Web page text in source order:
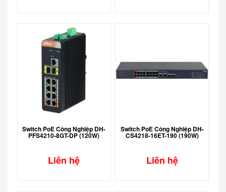
Switch PoE Công Nghiệp DH-
PFS4210-8GT-DP (120W)
Liên hệ
Switch PoE Công Nghiệp DH-
CS4218-16ET-190 (190W)
Liên hệ